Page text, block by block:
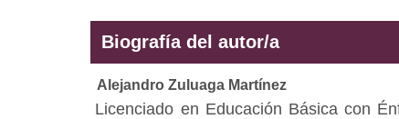
Biografía del autor/a
Alejandro Zuluaga Martínez
Licenciado en Educación Básica con